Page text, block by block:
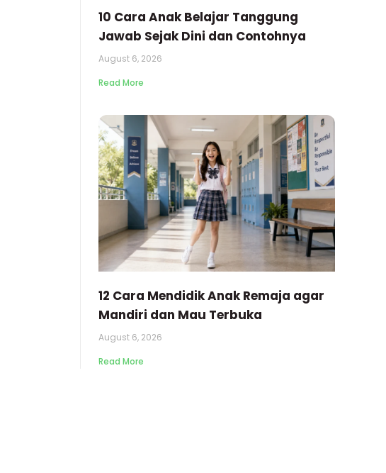
10 Cara Anak Belajar Tanggung
Jawab Sejak Dini dan Contohnya
August 6, 2026
Read More
12 Cara Mendidik Anak Remaja agar
Mandiri dan Mau Terbuka
August 6, 2026
Read More